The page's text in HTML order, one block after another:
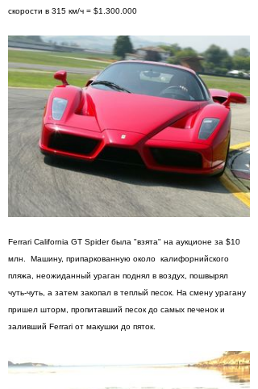
скорости в 315 км/ч = $1.300.000
Ferrari California GT Spider была "взята" на аукционе за $10
млн. Машину, припаркованную около калифорнийского
пляжа, неожиданный ураган поднял в воздух, пошвырял
чуть-чуть, а затем закопал в теплый песок. На смену урагану
пришел шторм, пропитавший песок до самых печенок и
заливший Ferrari от макушки до пяток.